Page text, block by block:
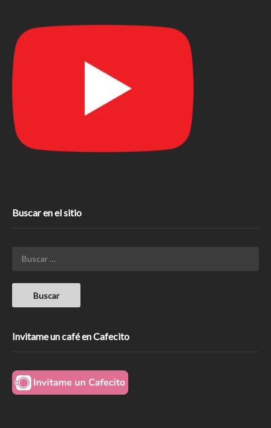
Buscar en el sitio
Invitame un café en Cafecito